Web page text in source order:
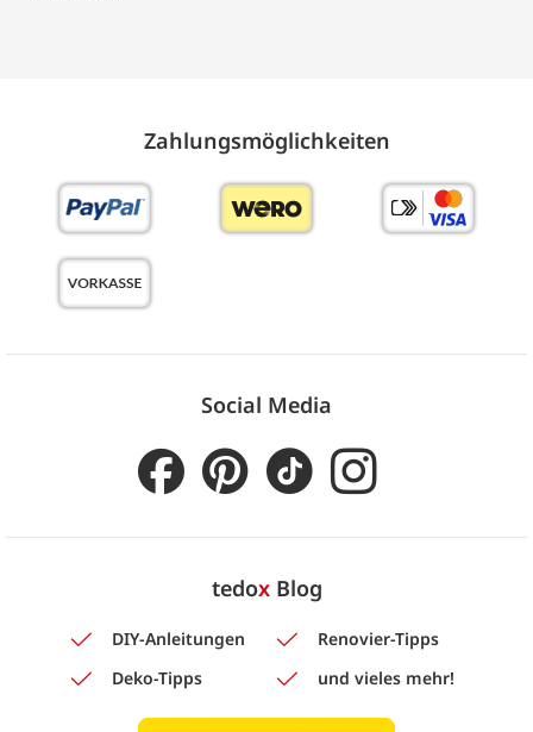
Zahlungs­möglich­keiten
Social Media
tedoxBlog
DIY-Anleitungen
Renovier-Tipps
Deko-Tipps
und vieles mehr!